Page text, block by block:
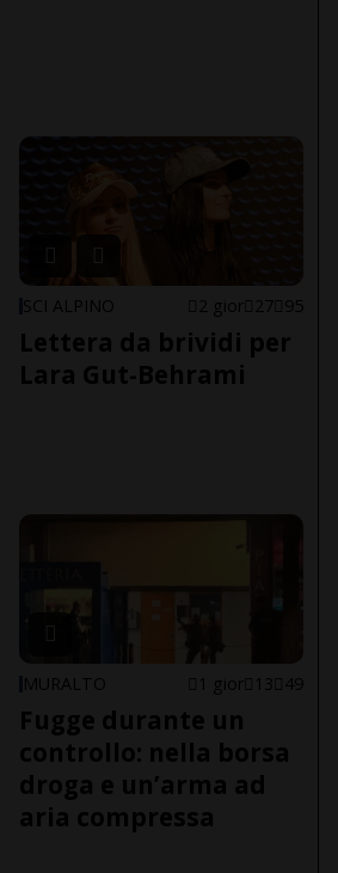
SCI ALPINO 2 gior 27 95
Lettera da brividi per
Lara Gut-Behrami
MURALTO 1 gior 13 49
Fugge durante un
controllo: nella borsa
droga e un’arma ad
aria compressa